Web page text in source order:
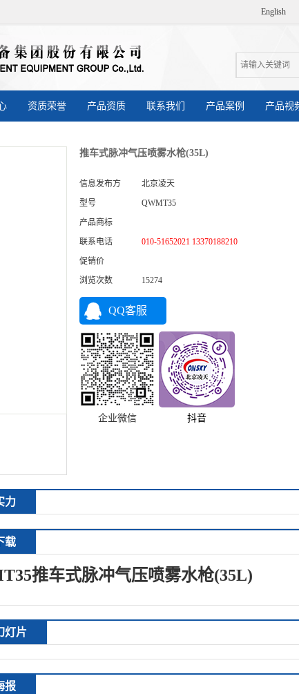
English
资质荣誉 产品资质 联系我们 产品案例 产品视
推车式脉冲气压喷雾水枪(35L)
信息发布方
北京凌天
型号
QWMT35
产品商标
联系电话
010-51652021 13370188210
促销价
浏览次数
15274
QQ客服
企业微信 抖音
力
载
推车式脉冲气压喷雾水枪(35L)
灯片
报